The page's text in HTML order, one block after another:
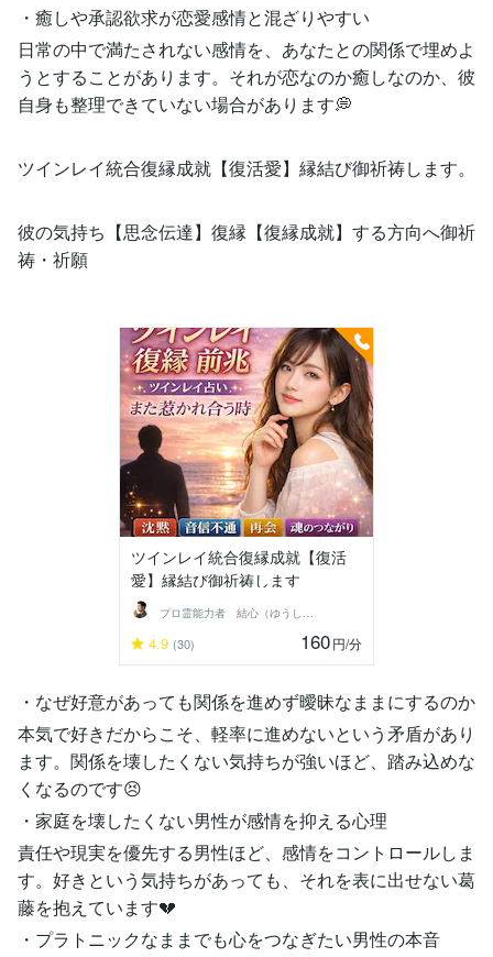
・癒しや承認欲求が恋愛感情と混ざりやすい
日常の中で満たされない感情を、あなたとの関係で埋めよ
うとすることがあります。それが恋なのか癒しなのか、彼
自身も整理できていない場合があります💭
ツインレイ統合復縁成就【復活愛】縁結び御祈祷します。
彼の気持ち【思念伝達】復縁【復縁成就】する方向へ御祈
祷・祈願
ツインレイ統合復縁成就【復活
愛】縁結び御祈祷します
プロ霊能力者 結心（ゆうしん）
4.9 (30) 160円/分
・なぜ好意があっても関係を進めず曖昧なままにするのか
本気で好きだからこそ、軽率に進めないという矛盾があり
ます。関係を壊したくない気持ちが強いほど、踏み込めな
くなるのです😣
・家庭を壊したくない男性が感情を抑える心理
責任や現実を優先する男性ほど、感情をコントロールしま
す。好きという気持ちがあっても、それを表に出せない葛
藤を抱えています💔
・プラトニックなままでも心をつなぎたい男性の本音